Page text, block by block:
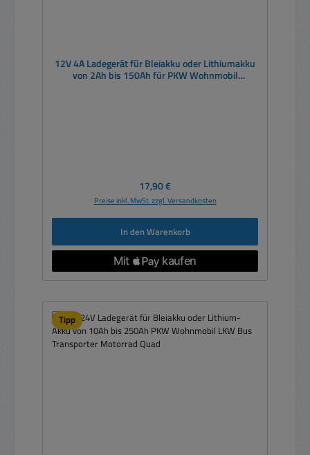
12V 4A Ladegerät für Bleiakku oder Lithiumakku
von 2Ah bis 150Ah für PKW Wohnmobil
Regulärer Preis:
17,90 €
Preise inkl. MwSt. zzgl. Versandkosten
In den Warenkorb
Tipp